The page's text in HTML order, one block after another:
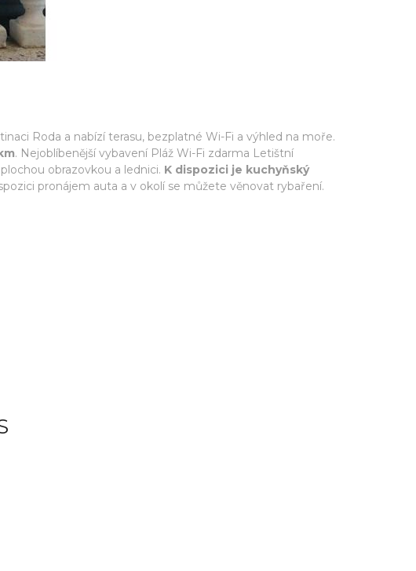
Roda a nabízí terasu, bezplatné Wi-Fi a výhled na moře.
. Nejoblíbenější vybavení Pláž Wi-Fi zdarma Letištní
obrazovkou a lednici. K dispozici je kuchyňský
pronájem auta a v okolí se můžete věnovat rybaření.